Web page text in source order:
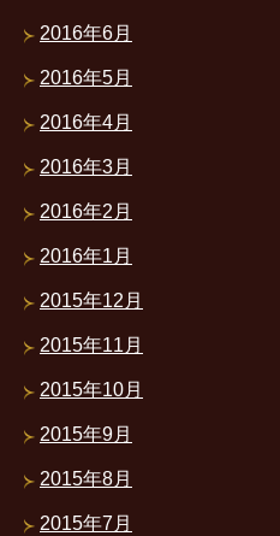
2016年6月
2016年5月
2016年4月
2016年3月
2016年2月
2016年1月
2015年12月
2015年11月
2015年10月
2015年9月
2015年8月
2015年7月